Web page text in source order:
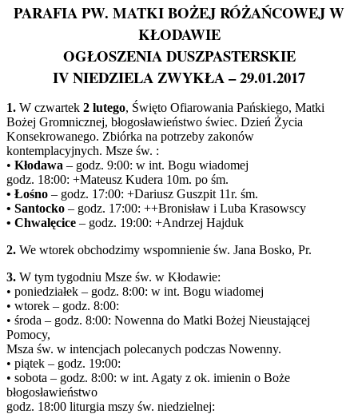
PARAFIA PW. MATKI BOŻEJ RÓŻAŃCOWEJ W
KŁODAWIE
OGŁOSZENIA DUSZPASTERSKIE
IV NIEDZIELA ZWYKŁA – 29.01.2017
1. W czwartek 2 lutego, Święto Ofiarowania Pańskiego, Matki
Bożej Gromnicznej, błogosławieństwo świec. Dzień Życia
Konsekrowanego. Zbiórka na potrzeby zakonów
kontemplacyjnych. Msze św. :
• Kłodawa – godz. 9:00: w int. Bogu wiadomej
godz. 18:00: +Mateusz Kudera 10m. po śm.
• Łośno – godz. 17:00: +Dariusz Guszpit 11r. śm.
• Santocko – godz. 17:00: ++Bronisław i Luba Krasowscy
• Chwalęcice – godz. 19:00: +Andrzej Hajduk
2. We wtorek obchodzimy wspomnienie św. Jana Bosko, Pr.
3. W tym tygodniu Msze św. w Kłodawie:
• poniedziałek – godz. 8:00: w int. Bogu wiadomej
• wtorek – godz. 8:00:
• środa – godz. 8:00: Nowenna do Matki Bożej Nieustającej
Pomocy,
Msza św. w intencjach polecanych podczas Nowenny.
• piątek – godz. 19:00:
• sobota – godz. 8:00: w int. Agaty z ok. imienin o Boże
błogosławieństwo
godz. 18:00 liturgia mszy św. niedzielnej: